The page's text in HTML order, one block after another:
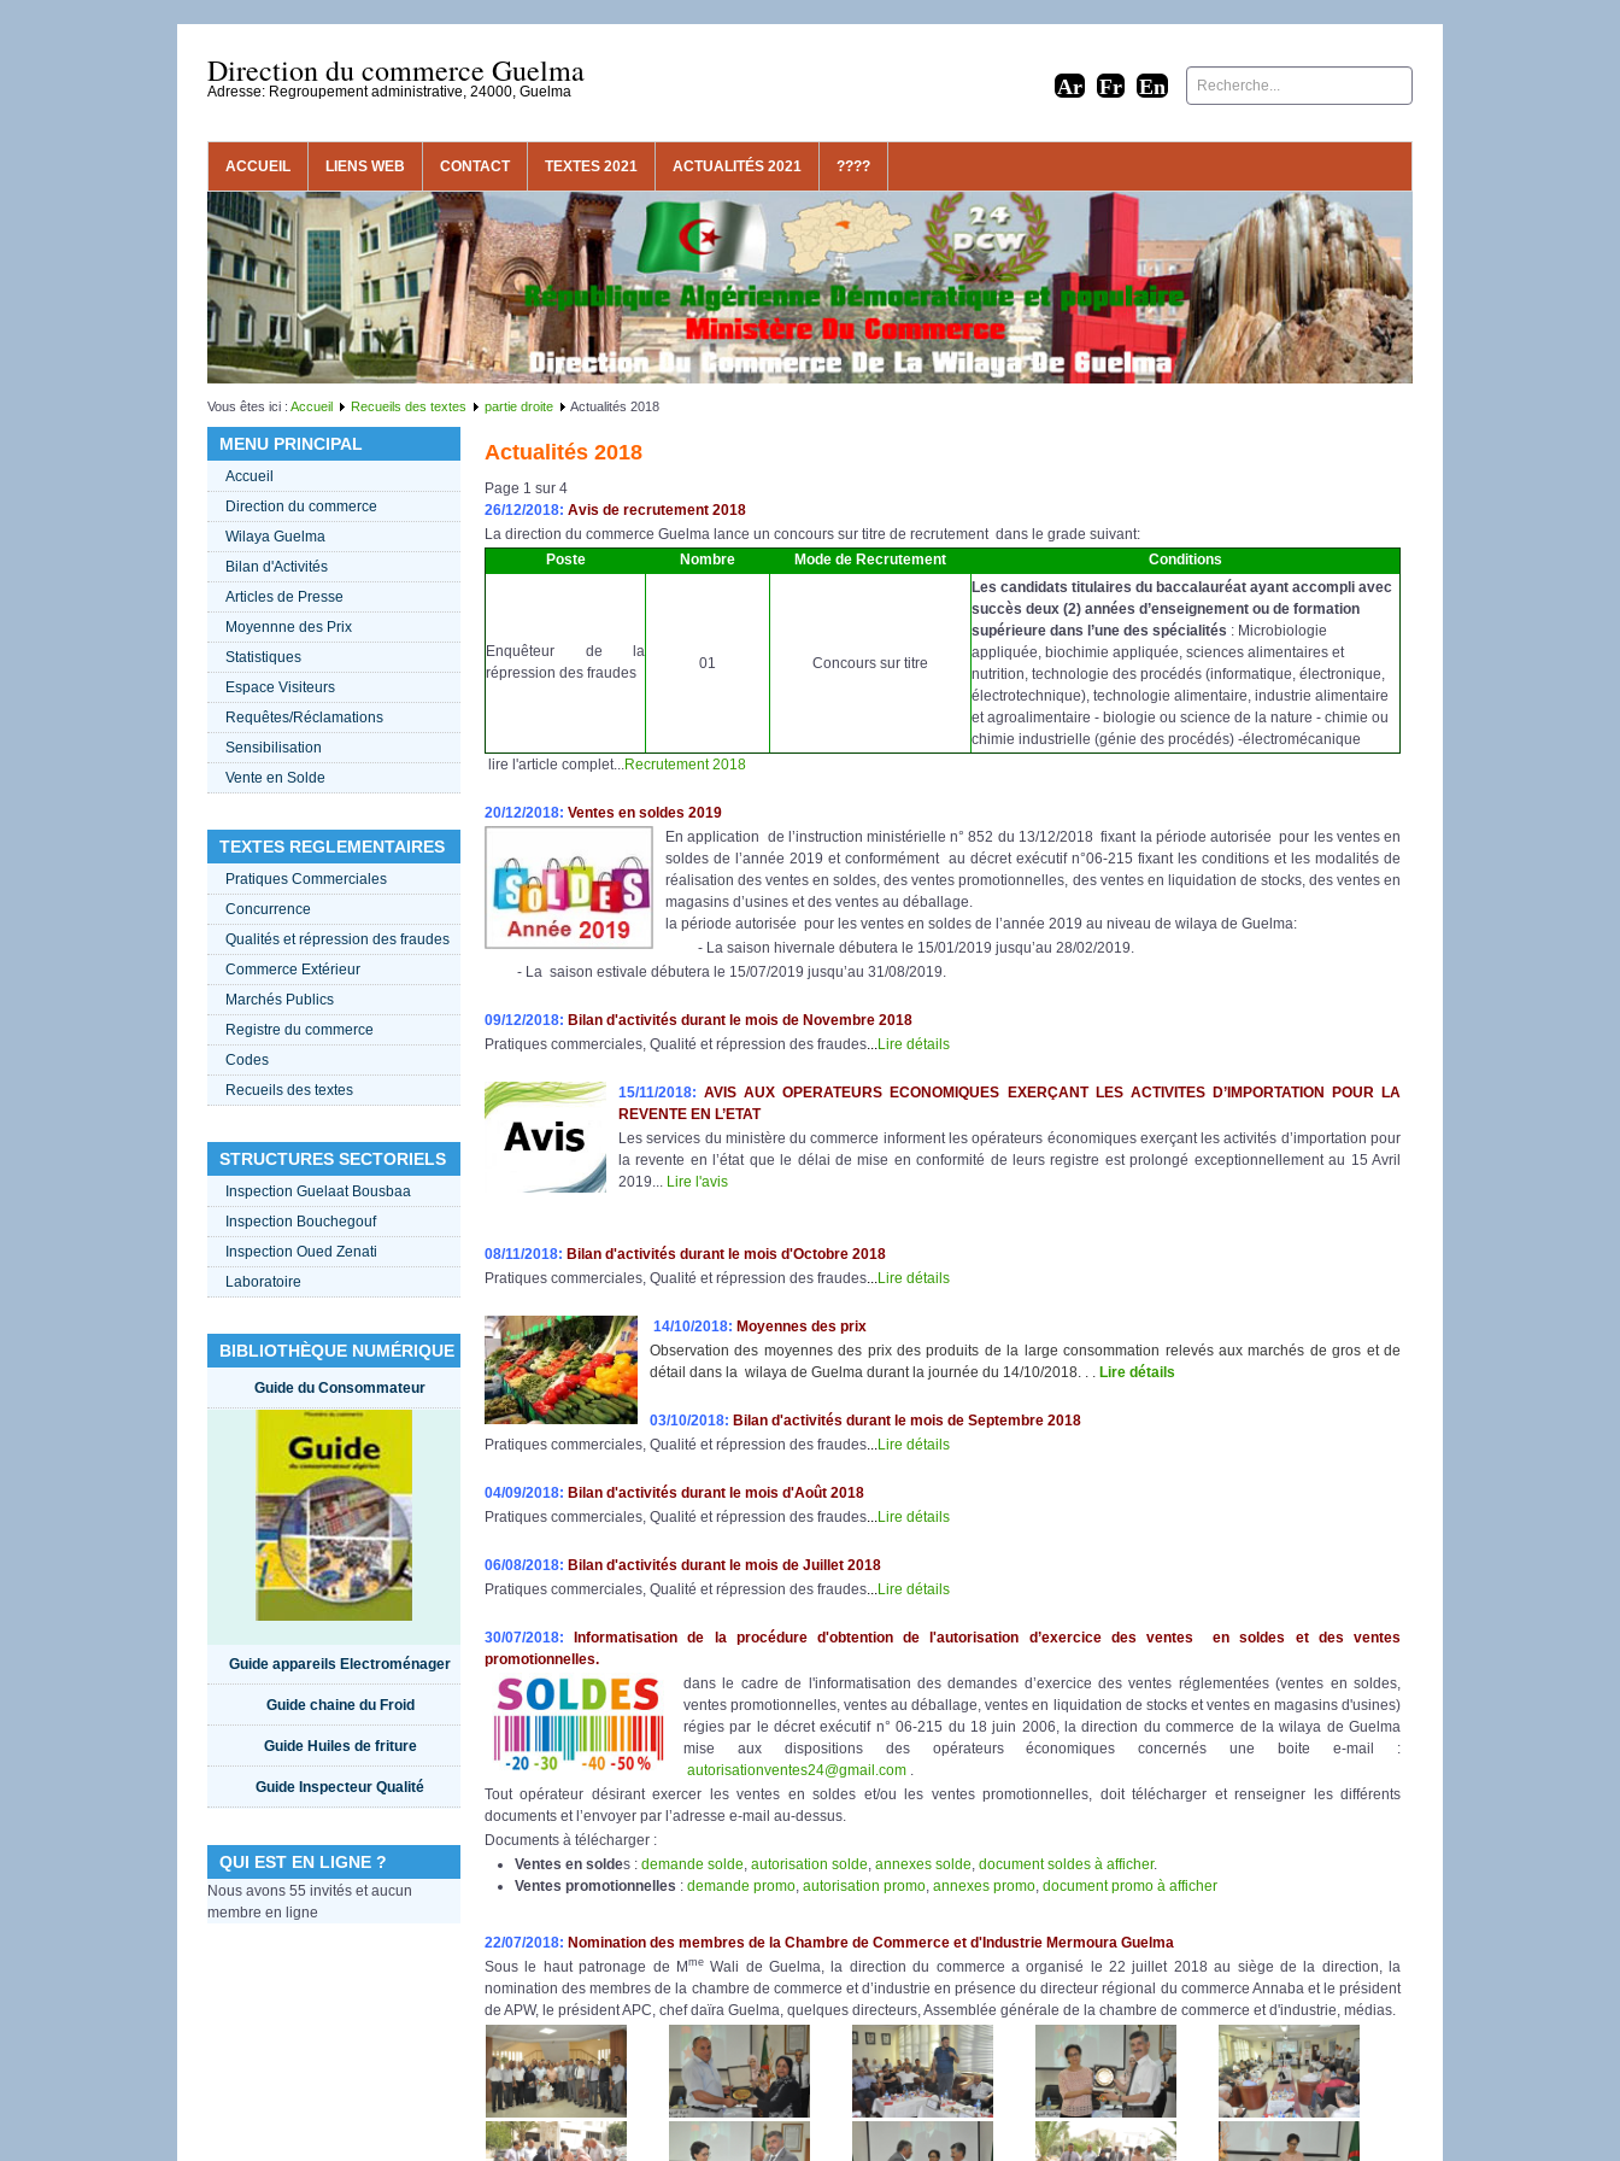
Direction du commerce Guelma
Adresse: Regroupement administrative, 24000, Guelma
ACCUEIL LIENS WEB CONTACT TEXTES 2021 ACTUALITÉS 2021 ????
Vous êtes ici : Accueil Recueils des textes partie droite Actualités 2018
MENU PRINCIPAL
Accueil
Direction du commerce
Wilaya Guelma
Bilan d'Activités
Articles de Presse
Moyennne des Prix
Statistiques
Espace Visiteurs
Requêtes/Réclamations
Sensibilisation
Vente en Solde
TEXTES REGLEMENTAIRES
Pratiques Commerciales
Concurrence
Qualités et répression des fraudes
Commerce Extérieur
Marchés Publics
Registre du commerce
Codes
Recueils des textes
STRUCTURES SECTORIELS
Inspection Guelaat Bousbaa
Inspection Bouchegouf
Inspection Oued Zenati
Laboratoire
BIBLIOTHÈQUE NUMÉRIQUE
Guide du Consommateur
Guide appareils Electroménager
Guide chaine du Froid
Guide Huiles de friture
Guide Inspecteur Qualité
QUI EST EN LIGNE ?
Nous avons 55 invités et aucun
membre en ligne
Actualités 2018
Page 1 sur 4
26/12/2018: Avis de recrutement 2018
La direction du commerce Guelma lance un concours sur titre de recrutement dans le grade suivant:
Poste
Nombre Mode de Recrutement Conditions
Enquêteur de la
répression des fraudes
01 Concours sur titre
Les candidats titulaires du baccalauréat ayant accompli avec
succès deux (2) années d’enseignement ou de formation
supérieure dans l’une des spécialités : Microbiologie
appliquée, biochimie appliquée, sciences alimentaires et
nutrition, technologie des procédés (informatique, électronique,
électrotechnique), technologie alimentaire, industrie alimentaire
et agroalimentaire - biologie ou science de la nature - chimie ou
chimie industrielle (génie des procédés) -électromécanique
lire l'article complet... Recrutement 2018
20/12/2018: Ventes en soldes 2019
En application de l’instruction ministérielle n° 852 du 13/12/2018 fixant la période autorisée pour les ventes en
soldes de l’année 2019 et conformément au décret exécutif n°06-215 fixant les conditions et les modalités de
réalisation des ventes en soldes, des ventes promotionnelles, des ventes en liquidation de stocks, des ventes en
magasins d’usines et des ventes au déballage.
la période autorisée pour les ventes en soldes de l’année 2019 au niveau de wilaya de Guelma:
- La saison hivernale débutera le 15/01/2019 jusqu’au 28/02/2019.
- La saison estivale débutera le 15/07/2019 jusqu’au 31/08/2019.
09/12/2018: Bilan d'activités durant le mois de Novembre 2018
Pratiques commerciales, Qualité et répression des fraudes
Lire détails
15/11/2018: AVIS AUX OPERATEURS ECONOMIQUES EXERÇANT LES ACTIVITES D’IMPORTATION POUR LA
REVENTE EN L’ETAT
Les services du ministère du commerce informent les opérateurs économiques exerçant les activités d’importation pour
la revente en l’état que le délai de mise en conformité de leurs registre est prolongé exceptionnellement au 15 Avril
2019... Lire l'avis
08/11/2018: Bilan d'activités durant le mois d'Octobre 2018
Pratiques commerciales, Qualité et répression des fraudes
Lire détails
14/10/2018: Moyennes des prix
Observation des moyennes des prix des produits de la large consommation relevés aux marchés de gros et de
détail dans la wilaya de Guelma durant la journée du 14/10/2018. . .
Lire détails
03/10/2018: Bilan d'activités durant le mois de Septembre 2018
Pratiques commerciales, Qualité et répression des fraudes
Lire détails
04/09/2018: Bilan d'activités durant le mois d'Août 2018
Pratiques commerciales, Qualité et répression des fraudes
Lire détails
06/08/2018: Bilan d'activités durant le mois de Juillet 2018
Pratiques commerciales, Qualité et répression des fraudes
Lire détails
30/07/2018: Informatisation de la procédure d'obtention de l'autorisation d’exercice des ventes en soldes et des ventes
promotionnelles.
dans le cadre de l'informatisation des demandes d’exercice des ventes réglementées (ventes en soldes,
ventes promotionnelles, ventes au déballage, ventes en liquidation de stocks et ventes en magasins d'usines)
régies par le décret exécutif n° 06-215 du 18 juin 2006, la direction du commerce de la wilaya de Guelma
mise aux dispositions des opérateurs économiques concernés une boite e-mail :
autorisationventes24@gmail.com
Tout opérateur désirant exercer les ventes en soldes et/ou les ventes promotionnelles, doit télécharger et renseigner les différents
documents et l’envoyer par l’adresse e-mail au-dessus.
Documents à télécharger :
Ventes en soldes : demande solde autorisation solde annexes solde document soldes à afficher.
Ventes promotionnelles : demande promo autorisation promo annexes promo document promo à afficher
22/07/2018: Nomination des membres de la Chambre de Commerce et d'Industrie Mermoura Guelma
Sous le haut patronage de MmeWali de Guelma, la direction du commerce a organisé le 22 juillet 2018 au siège de la direction, la
nomination des membres de la chambre de commerce et d’industrie en présence du directeur régional du commerce Annaba et le président
de APW, le président APC, chef daïra Guelma, quelques directeurs, Assemblée générale de la chambre de commerce et d'industrie, médias.